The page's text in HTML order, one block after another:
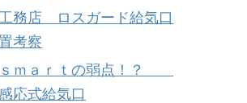
務店 ロスガード給気口
考察
ｓｍａｒｔの弱点！？
応式給気口